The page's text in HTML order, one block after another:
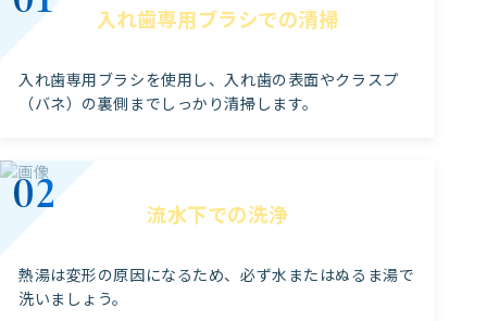
入れ歯専用ブラシでの清掃
入れ歯専用ブラシを使用し、入れ歯の表面やクラスプ
（バネ）の裏側までしっかり清掃します。
流水下での洗浄
熱湯は変形の原因になるため、必ず水またはぬるま湯で
洗いましょう。